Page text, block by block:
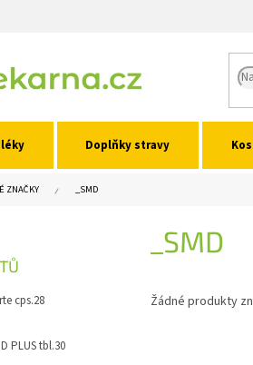
Doplňky stravy
ZNAČKY _SMD
cps.28
PLUS tbl.30
_SMD
Žádné produkty